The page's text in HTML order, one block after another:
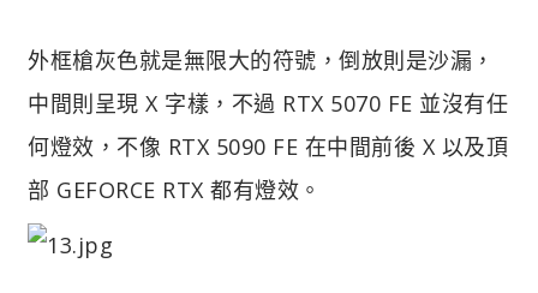
外框槍灰色就是無限大的符號，倒放則是沙漏，
中間則呈現 X 字樣，不過 RTX 5070 FE 並沒有任
何燈效，不像 RTX 5090 FE 在中間前後 X 以及頂
部 GEFORCE RTX 都有燈效。